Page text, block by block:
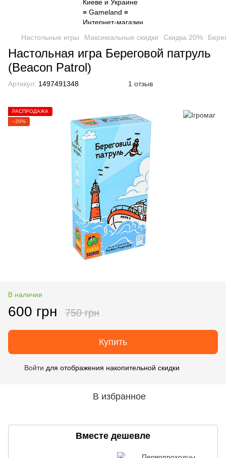
Настольные игры Максимальные скидки Скидка 20%
Настольная игра Береговой патруль
(Beacon Patrol)
Артикул: 1497491348 1 отзыв
РАСПРОДАЖА
−20%
В наличии
600 грн 750 грн
Купить
Войти для отображения накопительной скидки
В избранное
Вместе дешевле